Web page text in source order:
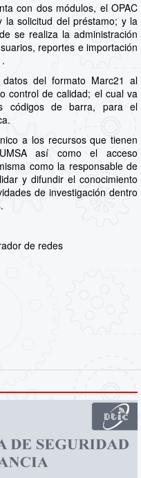
con dos módulos, el OPAC
solicitud del préstamo; y la
se realiza la administración
reportes e importación
del formato Marc21 al
control de calidad; el cual va
códigos de barra, para el
a los recursos que tienen
así como el acceso
como la responsable de
y difundir el conocimiento
de investigación dentro
de redes